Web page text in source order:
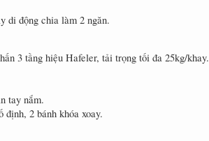
di động chia làm 2 ngăn.
3 tầng hiệu Hafeler, tải trọng tối đa 25kg/khay.
tay nắm.
định, 2 bánh khóa xoay.